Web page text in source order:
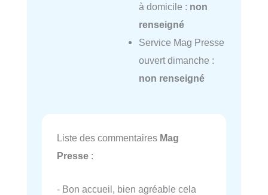
à domicile : non
renseigné
Service Mag Presse
ouvert dimanche :
non renseigné
Liste des commentaires Mag
Presse :
- Bon accueil, bien agréable cela